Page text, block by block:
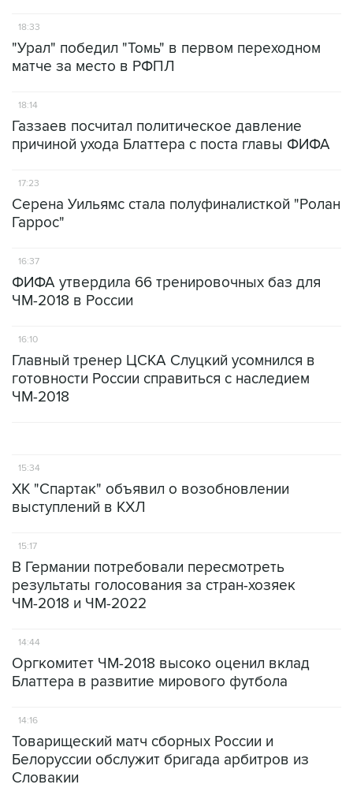
18:33
"Урал" победил "Томь" в первом переходном
матче за место в РФПЛ
18:14
Газзаев посчитал политическое давление
причиной ухода Блаттера с поста главы ФИФА
17:23
Серена Уильямс стала полуфиналисткой "Ролан
Гаррос"
16:37
ФИФА утвердила 66 тренировочных баз для
ЧМ-2018 в России
16:10
Главный тренер ЦСКА Слуцкий усомнился в
готовности России справиться с наследием
ЧМ-2018
15:34
ХК "Спартак" объявил о возобновлении
выступлений в КХЛ
15:17
В Германии потребовали пересмотреть
результаты голосования за стран-хозяек
ЧМ-2018 и ЧМ-2022
14:44
Оргкомитет ЧМ-2018 высоко оценил вклад
Блаттера в развитие мирового футбола
14:16
Товарищеский матч сборных России и
Белоруссии обслужит бригада арбитров из
Словакии